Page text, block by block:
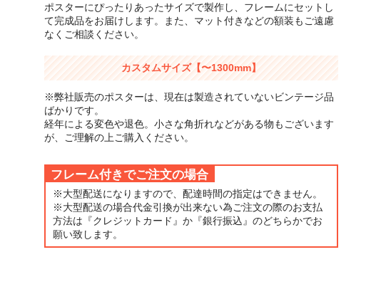
ポスターにぴったりあったサイズで製作し、フレームにセットし
て完成品をお届けします。また、マット付きなどの額装もご遠慮
なくご相談ください。
カスタムサイズ【〜1300mm】
※弊社販売のポスターは、現在は製造されていないビンテージ品
ばかりです。
経年による変色や退色。小さな角折れなどがある物もございます
が、ご理解の上ご購入ください。
フレーム付きでご注文の場合
※大型配送になりますので、配達時間の指定はできません。
※大型配送の場合代金引換が出来ない為ご注文の際のお支払
方法は『クレジットカード』か『銀行振込』のどちらかでお
願い致します。